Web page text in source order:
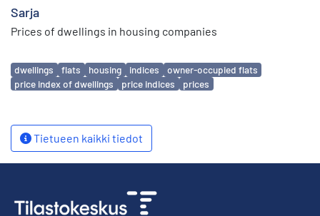
Sarja
Prices of dwellings in housing companies
Avainsanat
dwellings flats housing indices
owner-occupied flats
price index of dwellings
price indices prices
Tietueen kaikki tiedot